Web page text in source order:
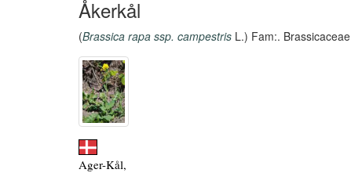
Åkerkål
(Brassica rapa ssp. campestris L.) Fam:. Brassicaceae
Ager-Kål,